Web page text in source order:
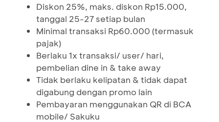
Diskon 25%, maks. diskon Rp15.000,
tanggal 25-27 setiap bulan
Minimal transaksi Rp60.000 (termasuk
pajak)
Berlaku 1x transaksi/ user/ hari,
pembelian dine in & take away
Tidak berlaku kelipatan & tidak dapat
digabung dengan promo lain
Pembayaran menggunakan QR di BCA
mobile/ Sakuku